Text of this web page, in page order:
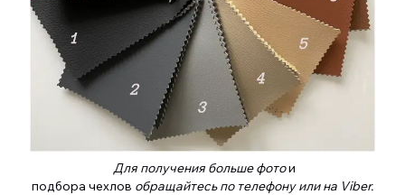
Для получения больше фотои
подбора чехлов обращайтесь по телефону или на Viber.